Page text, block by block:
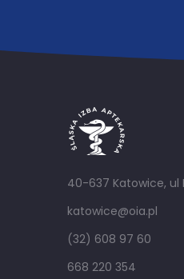
40-637 Katowice, ul
katowice@oia.pl
(32) 608 97 60
668 220 354